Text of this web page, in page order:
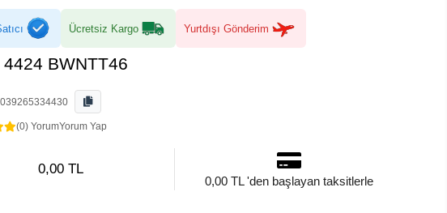
Ücretsiz Kargo Yurtdışı Gönderim
BWNTT46
(0) YorumYorum Yap
0,00 TL
0,00 TL 'den başlayan taksitlerle